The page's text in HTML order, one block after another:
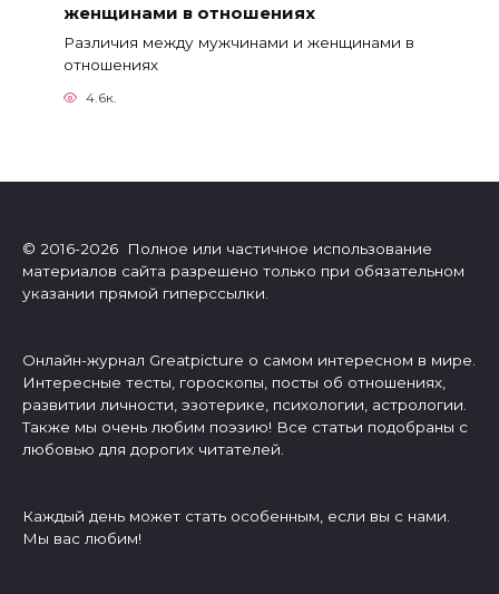
женщинами в отношениях
Различия между мужчинами и женщинами в
отношениях
4.6к.
© 2016-2026 Полное или частичное использование
материалов сайта разрешено только при обязательном
указании прямой гиперссылки.
Онлайн-журнал Greatpicture о самом интересном в мире.
Интересные тесты, гороскопы, посты об отношениях,
развитии личности, эзотерике, психологии, астрологии.
Также мы очень любим поэзию! Все статьи подобраны с
любовью для дорогих читателей.
Каждый день может стать особенным, если вы с нами.
Мы вас любим!